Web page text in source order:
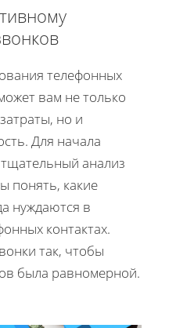
телефонных
вам не только
но и
Для начала
анализ
понять, какие
нуждаются в
контактах.
так, чтобы
была равномерной.